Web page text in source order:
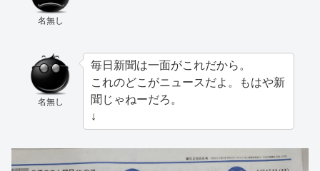
名無し
名無し
毎日新聞は一面がこれだから。
これのどこがニュースだよ。もはや新
聞じゃねーだろ。
↓